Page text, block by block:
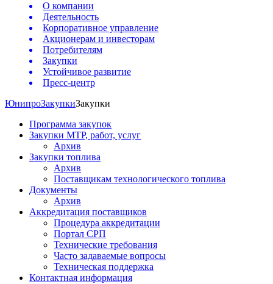
О компании
Деятельность
Корпоративное управление
Акционерам и инвесторам
Потребителям
Закупки
Устойчивое развитие
Пресс-центр
ЮнипроЗакупкиЗакупки
Программа закупок
Закупки МТР, работ, услуг
Архив
Закупки топлива
Архив
Поставщикам технологического топлива
Документы
Архив
Аккредитация поставщиков
Процедура аккредитации
Портал СРП
Технические требования
Часто задаваемые вопросы
Техническая поддержка
Контактная информация